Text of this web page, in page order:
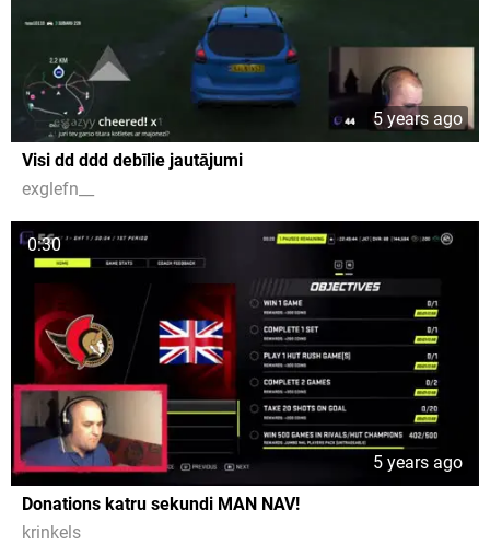
5 years ago
Visi dd ddd debīlie jautājumi
exglefn__
0:30
5 years ago
Donations katru sekundi MAN NAV!
krinkels